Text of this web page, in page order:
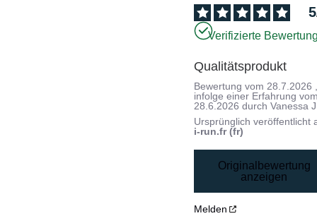
5
Verifizierte
Qualitätsprodukt
Bewertung vom 28.7.2026
infolge einer Erfahrung
28.6.2026 durchVanessa
Ursprünglich veröffentlicht
i-run.fr (fr)
Originalbewertung
anzeigen
Melden